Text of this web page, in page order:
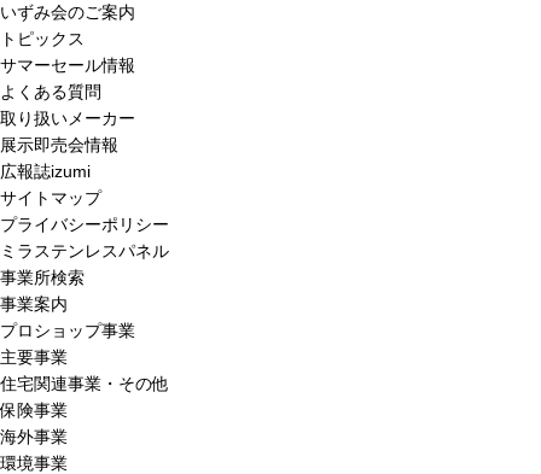
いずみ会のご案内
トピックス
サマーセール情報
よくある質問
取り扱いメーカー
展示即売会情報
広報誌izumi
サイトマップ
プライバシーポリシー
ミラステンレスパネル
事業所検索
事業案内
プロショップ事業
主要事業
住宅関連事業・その他
保険事業
海外事業
環境事業